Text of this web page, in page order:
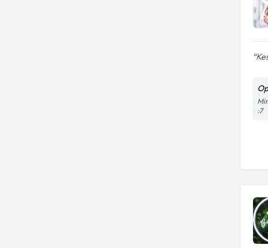
:7